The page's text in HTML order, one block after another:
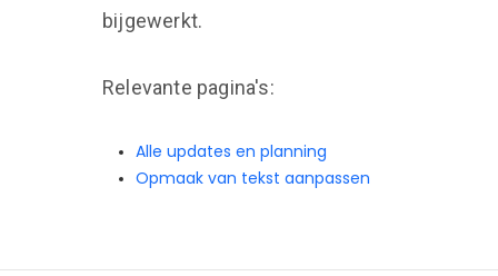
bijgewerkt.
Relevante pagina's:
Alle updates en planning
Opmaak van tekst aanpassen